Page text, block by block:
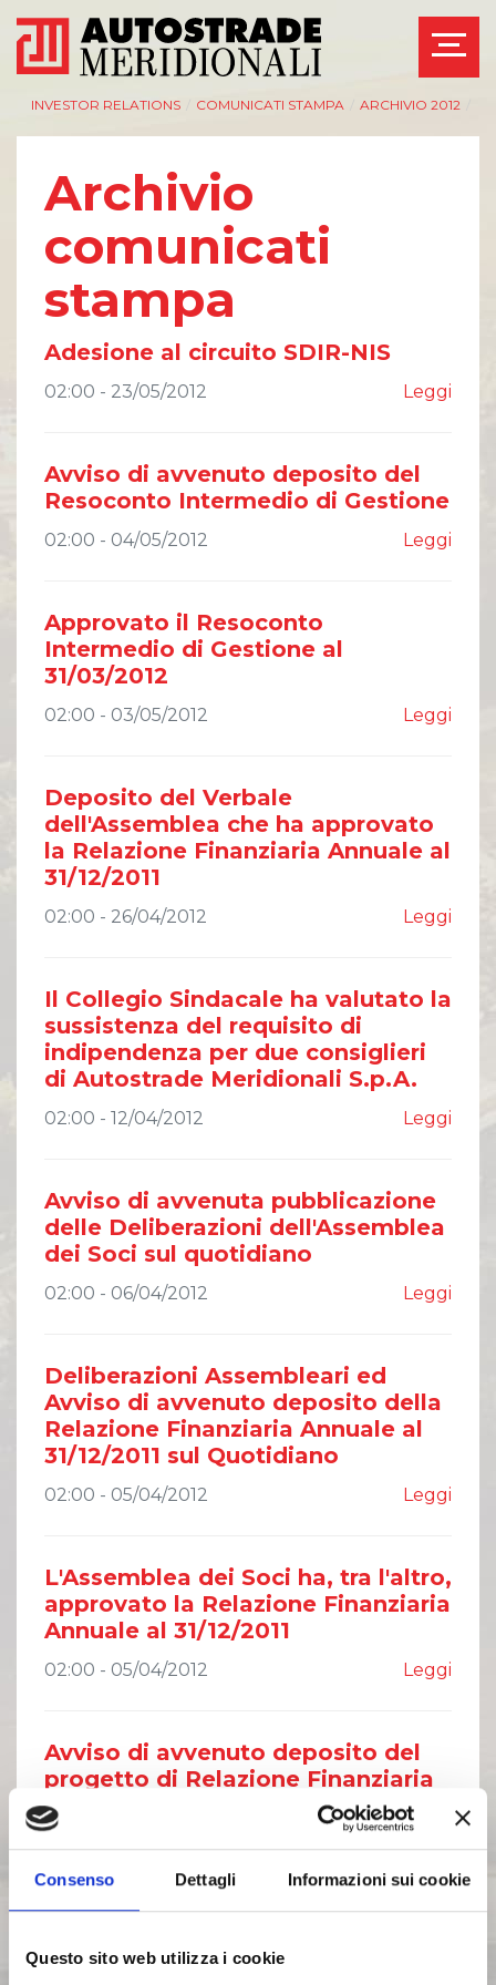
Consenso Dettagli Informazioni sui cookie
Questo sito web utilizza i cookie
INVESTOR RELATIONS COMUNICATI STAMPA ARCHIVIO 2012
Archivio
comunicati
stampa
Adesione al circuito SDIR-NIS
02:00 - 23/05/2012 Leggi
Avviso di avvenuto deposito del
Resoconto Intermedio di Gestione
02:00 - 04/05/2012 Leggi
Approvato il Resoconto
Intermedio di Gestione al
31/03/2012
02:00 - 03/05/2012 Leggi
Deposito del Verbale
dell'Assemblea che ha approvato
la Relazione Finanziaria Annuale al
31/12/2011
02:00 - 26/04/2012 Leggi
Il Collegio Sindacale ha valutato la
sussistenza del requisito di
indipendenza per due consiglieri
di Autostrade Meridionali S.p.A.
02:00 - 12/04/2012 Leggi
Avviso di avvenuta pubblicazione
delle Deliberazioni dell'Assemblea
dei Soci sul quotidiano
02:00 - 06/04/2012 Leggi
Deliberazioni Assembleari ed
Avviso di avvenuto deposito della
Relazione Finanziaria Annuale al
31/12/2011 sul Quotidiano
02:00 - 05/04/2012 Leggi
L'Assemblea dei Soci ha, tra l'altro,
approvato la Relazione Finanziaria
Annuale al 31/12/2011
02:00 - 05/04/2012 Leggi
Avviso di avvenuto deposito del
progetto di Relazione Finanziaria
annuale al 31/12/2011 pubblicato
sul quotidiano
01:00 - 15/03/2012 Leggi
Avvenuto deposito del Progetto di